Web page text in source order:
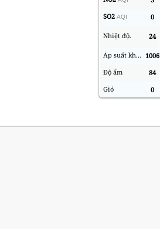
SO2 AQI 0
Nhiệt độ. 24
Áp suất không khí 1006
Độ ẩm
84
Gió
0